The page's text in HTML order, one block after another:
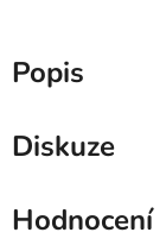
Popis
Diskuze
Hodnocení